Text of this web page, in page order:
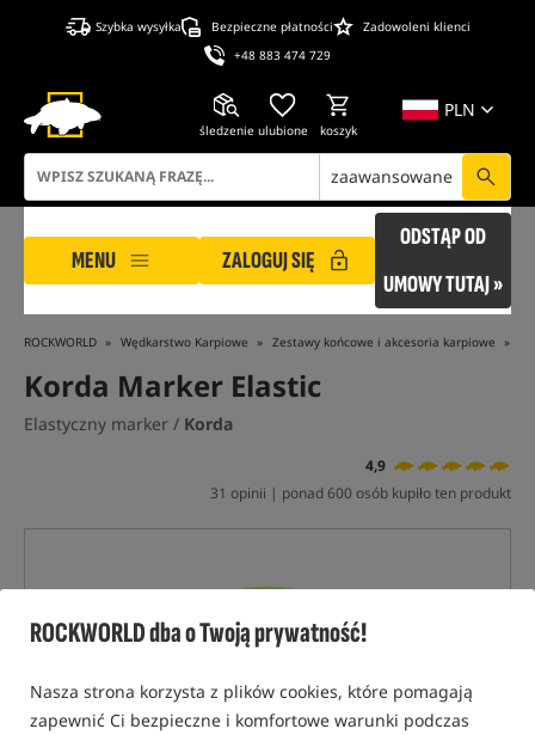
ROCKWORLD dba o Twoją prywatność!
Nasza strona korzysta z plików cookies, które pomagają
zapewnić Ci bezpieczne i komfortowe warunki podczas
Szybka wysyłka Bezpieczne płatności
Zadowoleni klienci
+48 883 474 729
PLN
śledzenie ulubione koszyk
zaawansowane
MENU ZALOGUJ SIĘ
ODSTĄP OD
UMOWY TUTAJ »
ROCKWORLD Wędkarstwo Karpiowe Zestawy końcowe i akcesoria karpiowe
Korda Marker Elastic
Elastyczny marker / Korda
4,9
31 opinii | ponad 600 osób kupiło ten produkt